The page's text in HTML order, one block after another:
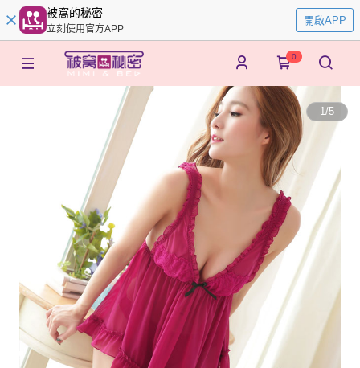
被窩的秘密
立刻使用官方APP
開啟APP
0
1/5